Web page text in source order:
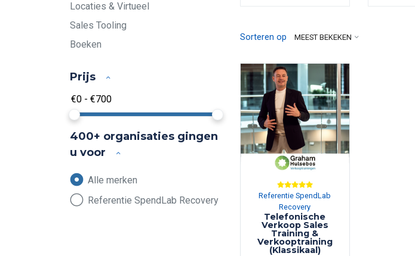
Locaties & Virtueel
Sales Tooling
Boeken
Prijs
400+ organisaties gingen
u voor
Alle merken
Referentie SpendLab Recovery
Sorteren op MEEST BEKEKEN
Referentie SpendLab
Recovery
Telefonische
Verkoop Sales
Training &
Verkooptraining
(Klassikaal)